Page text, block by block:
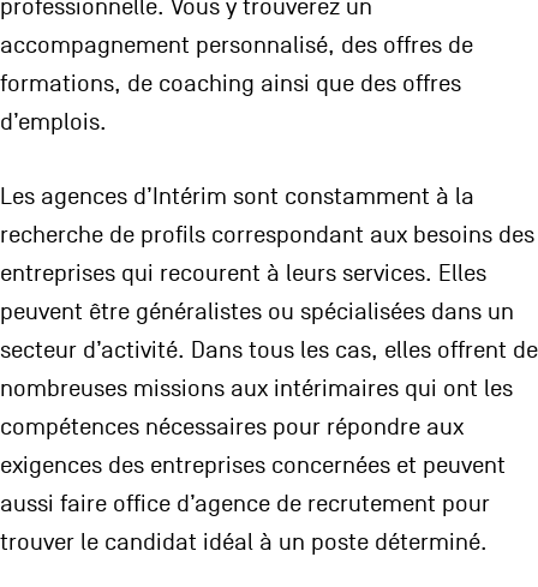
professionnelle. Vous y trouverez un
accompagnement personnalisé, des offres de
formations, de coaching ainsi que des offres
d’emplois.
Les agences d’Intérim sont constamment à la
recherche de profils correspondant aux besoins des
entreprises qui recourent à leurs services. Elles
peuvent être généralistes ou spécialisées dans un
secteur d’activité. Dans tous les cas, elles offrent de
nombreuses missions aux intérimaires qui ont les
compétences nécessaires pour répondre aux
exigences des entreprises concernées et peuvent
aussi faire office d’agence de recrutement pour
trouver le candidat idéal à un poste déterminé.